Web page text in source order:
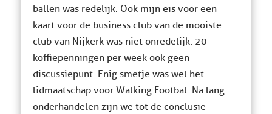
ballen was redelijk. Ook mijn eis voor een
kaart voor de business club van de mooiste
club van Nijkerk was niet onredelijk. 20
koffiepenningen per week ook geen
discussiepunt. Enig smetje was wel het
lidmaatschap voor Walking Footbal. Na lang
onderhandelen zijn we tot de conclusie